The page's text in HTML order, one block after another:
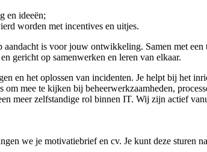
en ideeën;
worden met incentives en uitjes.
is voor jouw ontwikkeling. Samen met
gericht op samenwerken en leren van elkaar.
en het oplossen van incidenten. Je helpt bij het
mee te kijken bij beheerwerkzaamheden,
meer zelfstandige rol binnen IT. Wij zijn actief
we je motivatiebrief en cv. Je kunt deze